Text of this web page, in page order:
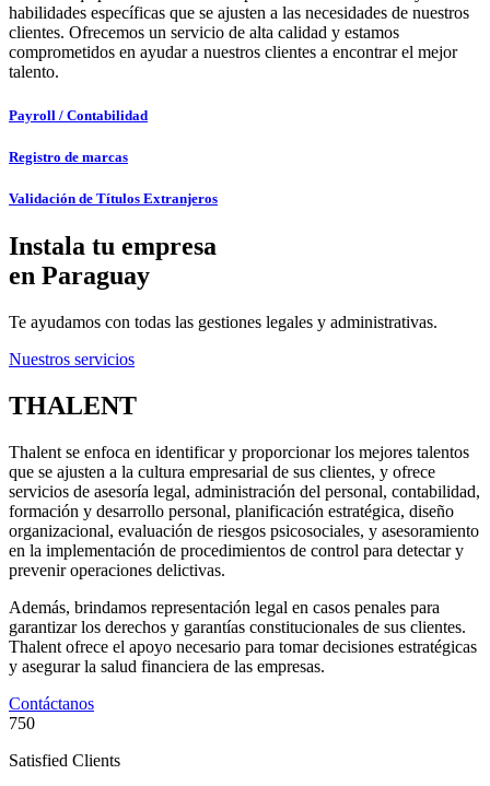
habilidades específicas que se ajusten a las necesidades de nuestros
clientes. Ofrecemos un servicio de alta calidad y estamos
comprometidos en ayudar a nuestros clientes a encontrar el mejor
talento.
Payroll / Contabilidad
Registro de marcas
Validación de Títulos Extranjeros
Instala tu empresa
en Paraguay
Te ayudamos con todas las gestiones legales y administrativas.
Nuestros servicios
THALENT
Thalent se enfoca en identificar y proporcionar los mejores talentos
que se ajusten a la cultura empresarial de sus clientes, y ofrece
servicios de asesoría legal, administración del personal, contabilidad,
formación y desarrollo personal, planificación estratégica, diseño
organizacional, evaluación de riesgos psicosociales, y asesoramiento
en la implementación de procedimientos de control para detectar y
prevenir operaciones delictivas.
Además, brindamos representación legal en casos penales para
garantizar los derechos y garantías constitucionales de sus clientes.
Thalent ofrece el apoyo necesario para tomar decisiones estratégicas
y asegurar la salud financiera de las empresas.
Contáctanos
750
Satisfied Clients